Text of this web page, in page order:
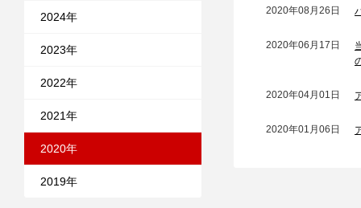
2024年
2023年
2022年
2021年
2020年
2019年
2020年08月26日
2020年06月17日
2020年04月01日
2020年01月06日